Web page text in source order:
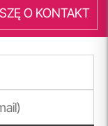
O KONTAKT